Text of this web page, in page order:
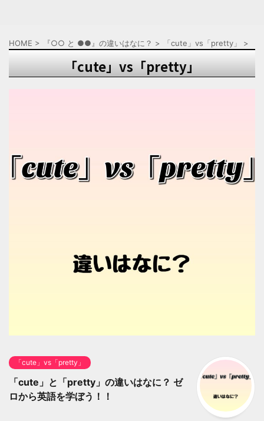
HOME > 『○○ と ●●』の違いはなに？ > 「cute」vs「pretty」 >
「cute」vs「pretty」
「cute」vs「pretty」
「cute」と「pretty」の違いはなに？ ゼ
ロから英語を学ぼう！！